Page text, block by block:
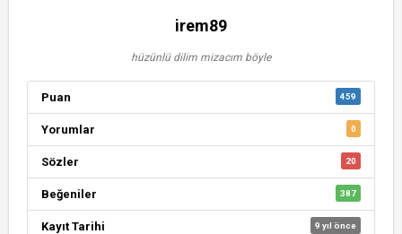
irem89
hüzünlü dilim mizacım böyle
459
Puan
0
Yorumlar
20
Sözler
387
Beğeniler
9 yıl önce
Kayıt Tarihi